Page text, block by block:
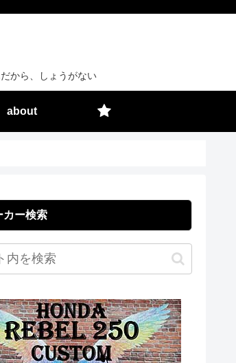
から、しょうがない
about
カー検索